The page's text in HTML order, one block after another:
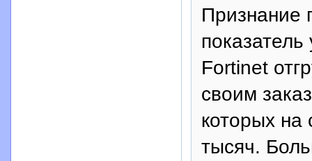
Признание
Fortinet
своим
которых на
тысяч.